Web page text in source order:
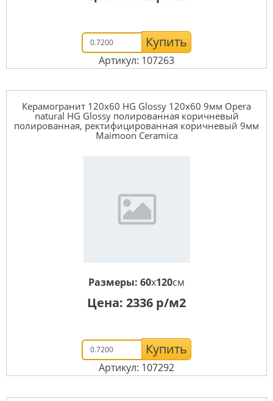
Купить
Артикул: 107263
Керамогранит 120x60 HG Glossy 120x60 9мм Opera
natural HG Glossy полированная коричневый
полированная, ректифицированная коричневый 9мм
Maimoon Ceramica
Размеры: 60x120см
Цена: 2336 р/м2
Купить
Артикул: 107292